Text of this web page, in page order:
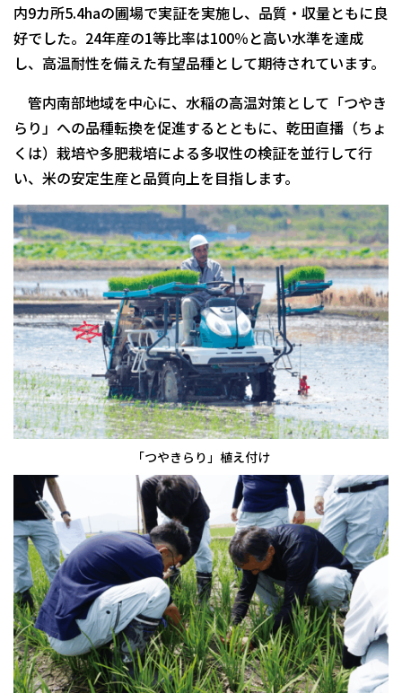
内9カ所5.4haの圃場で実証を実施し、品質・収量ともに良
好でした。24年産の1等比率は100％と高い水準を達成
し、高温耐性を備えた有望品種として期待されています。
管内南部地域を中心に、水稲の高温対策として「つやき
らり」への品種転換を促進するとともに、乾田直播（ちょ
くは）栽培や多肥栽培による多収性の検証を並行して行
い、米の安定生産と品質向上を目指します。
「つやきらり」植え付け